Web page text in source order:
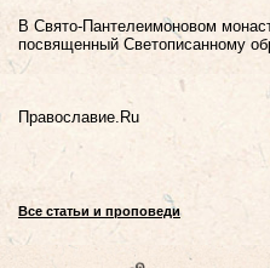
В Свято-Пантелеимоновом
посвященный Светописанному
Православие.Ru
Все статьи и проповеди